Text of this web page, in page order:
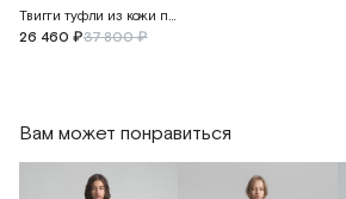
Твигги туфли из кожи питона
26 460 ₽37 800 ₽
Вам может понравиться